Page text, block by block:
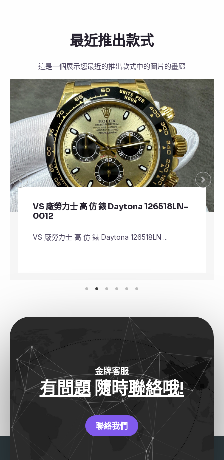
最近推出款式
這是一個展示您最近的推出款式中的圖片的畫廊
VS 廠勞力士 頂級 復刻 錶 Submariner
Date 126610LV
VS 廠勞力士 頂級 復刻 錶 Submariner Dat ...
金牌客服
有問題隨時聯絡哦!
聯絡我們